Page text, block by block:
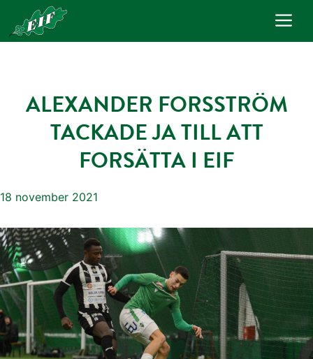
innehåll
ALEXANDER FORSSTRÖM
TACKADE JA TILL ATT
FORSÄTTA I EIF
18 november 2021